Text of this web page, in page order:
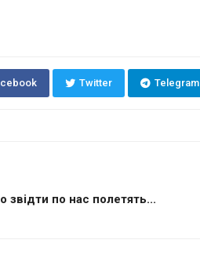
Twitter Telegram
звідти по нас полетять...